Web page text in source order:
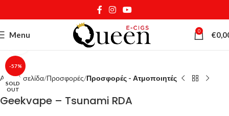
Menu 0 €
-57%
SOLD
OUT
Κάντε κλικ για μεγέθυνση
Αρχική σελίδα Προσφορές Προσφορές - Ατμοποιητές
Geekvape – Tsunami RDA